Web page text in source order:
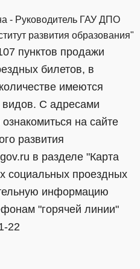
- Руководитель ГАУ ДПО
развития образования"
пунктов продажи
билетов, в
имеются
С адресами
на сайте
развития
в разделе "Карта
социальных проездных
информацию
"горячей линии"
22